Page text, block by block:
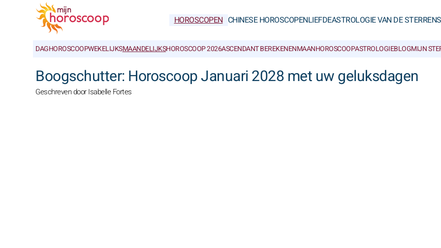
HOROSCOPEN CHINESE HOROSCOPENLIEFDEASTROLOGIE VAN DE STERREN
DAGHOROSCOOPWEKELIJKSMAANDELIJKSHOROSCOOP 2026ASCENDANT BEREKENENMAANHOROSCOOPASTROLOGIEBLOGMIJN
Boogschutter: Horoscoop Januari 2028 met uw geluksdagen
Geschreven door Isabelle Fortes